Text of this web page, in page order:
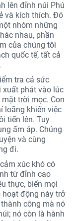
lên đỉnh núi Phú
và kích thích. Đó
nhóm những
nhau, phần
của chúng tôi
quốc tế, tất cả
tra cả sức
xuất phát vào lúc
trời mọc. Con
loãng khiến việc
tiến lên. Tuy
ấm áp. Chúng
và cùng
đi.
xúc khó có
từ đỉnh cao
thực, biến mọi
động này trở
công mà nó
nó còn là hành